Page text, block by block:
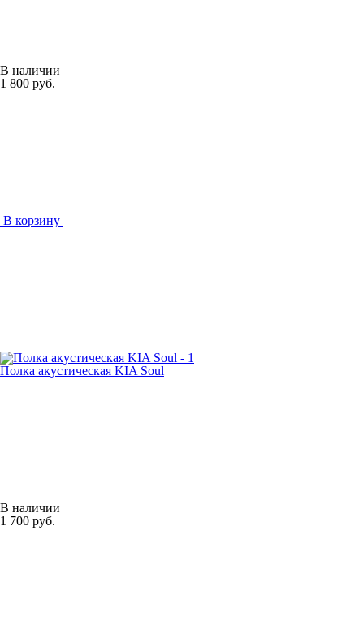
В наличии
1 800 руб.
В корзину
Полка акустическая KIA Soul
В наличии
1 700 руб.